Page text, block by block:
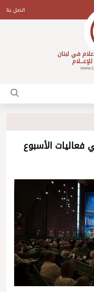
اتصل بنا
في لبنان
فعاليات الأسبوع